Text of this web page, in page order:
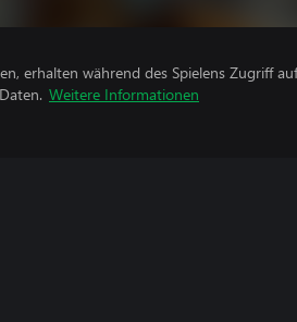
erhalten während des Spielens Zugriff
Weitere Informationen